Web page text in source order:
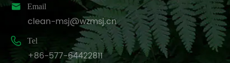
 Email
clean-msj@wzmsj.cn
 Tel
+86-577-64422811